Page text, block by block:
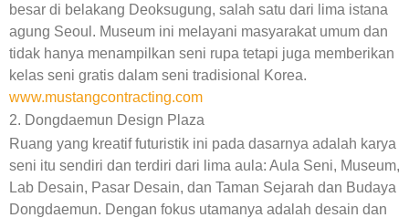
besar di belakang Deoksugung, salah satu dari lima istana
agung Seoul. Museum ini melayani masyarakat umum dan
tidak hanya menampilkan seni rupa tetapi juga memberikan
kelas seni gratis dalam seni tradisional Korea.
www.mustangcontracting.com
2. Dongdaemun Design Plaza
Ruang yang kreatif futuristik ini pada dasarnya adalah karya
seni itu sendiri dan terdiri dari lima aula: Aula Seni, Museum,
Lab Desain, Pasar Desain, dan Taman Sejarah dan Budaya
Dongdaemun. Dengan fokus utamanya adalah desain dan